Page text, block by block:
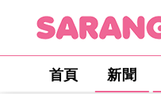
首頁 新聞